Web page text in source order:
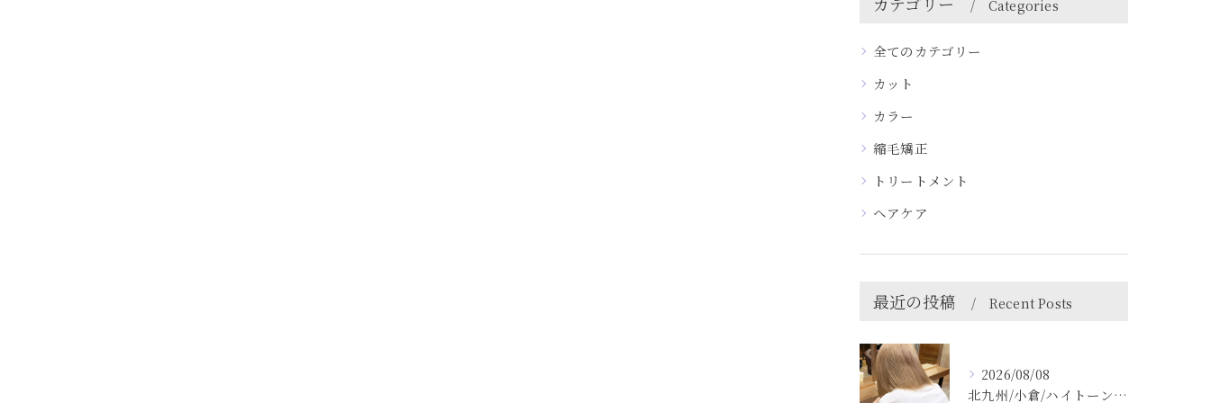
Categories
全てのカテゴリー
カット
カラー
縮毛矯正
トリートメント
ヘアケア
最近の投稿 Recent Posts
2026/08/08
北九州/小倉/ハイトーン/ケアブリーチ/ブリーチカラー